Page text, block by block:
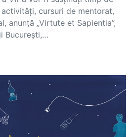
cursuri de mentorat,
anunță „Virtute et Sapientia”,
București,…